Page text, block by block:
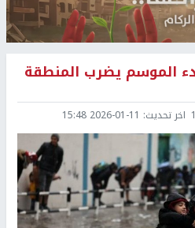
الموسم يضرب المنطقة
اخر تحديث: 2026-01-11 15:48